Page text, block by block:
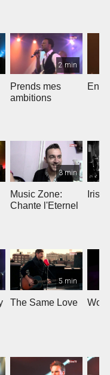
2 min
Prends mes
ambitions
3 min
Music Zone:
Chante l'Eternel
Irish
5 min
The Same Love